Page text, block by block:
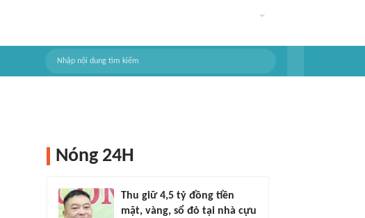
Nóng 24H
Thu giữ 4,5 tỷ đồng tiền
mặt, vàng, sổ đỏ tại nhà cựu